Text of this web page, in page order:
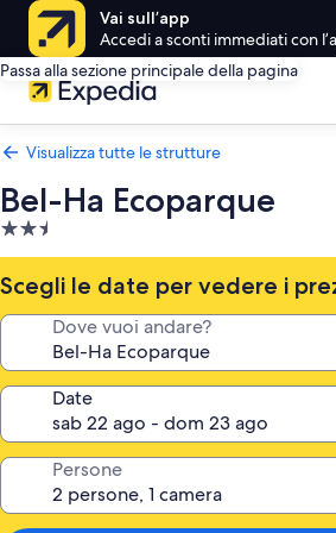
Vai sull’app
Accedi a sconti immediati con
Passa alla sezione principale della pagina
Visualizza tutte le strutture
Bel-Ha Ecoparque
Struttura
a
2.5
stelle
Scegli le date per vedere i
Dove vuoi andare?
Date
Persone